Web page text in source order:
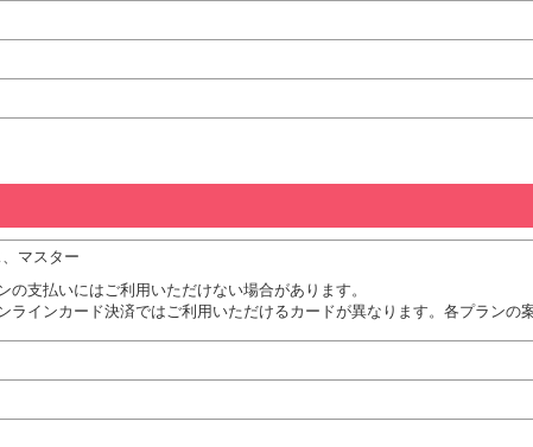
マスター
の支払いにはご利用いただけない場合があります。
ラインカード決済ではご利用いただけるカードが異なります。各プランの